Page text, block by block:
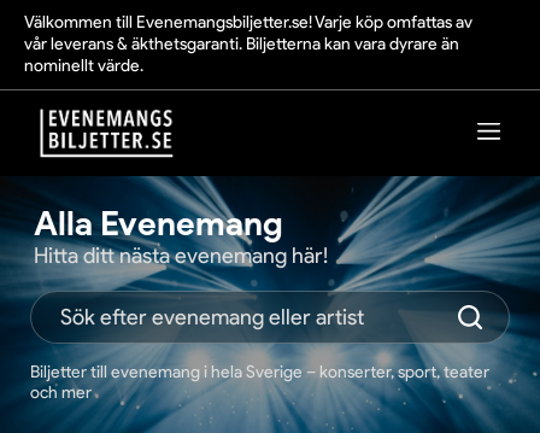
Välkommen till Evenemangsbiljetter.se! Varje köp omfattas av
vår leverans & äkthetsgaranti. Biljetterna kan vara dyrare än
nominellt värde.
Alla Evenemang
Hitta ditt nästa evenemang här!
Biljetter till evenemang i hela Sverige – konserter, sport, teater
och mer